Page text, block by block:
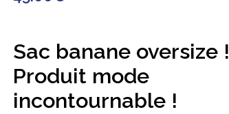
Sac banane oversize !
Produit mode
incontournable !